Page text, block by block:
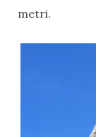
metri.